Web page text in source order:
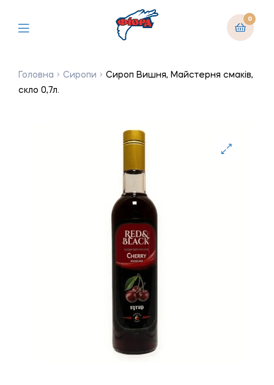
0
Головна Сиропи
Сироп Вишня, Майстерня смаків,
скло 0,7л.